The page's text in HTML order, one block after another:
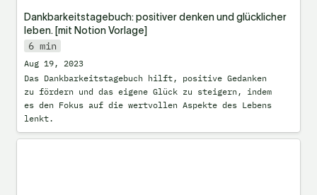
Dankbarkeitstagebuch: positiver denken und glücklicher
leben. [mit Notion Vorlage]
6 min
Aug 19, 2023
Das Dankbarkeitstagebuch hilft, positive Gedanken
zu fördern und das eigene Glück zu steigern, indem
es den Fokus auf die wertvollen Aspekte des Lebens
lenkt.